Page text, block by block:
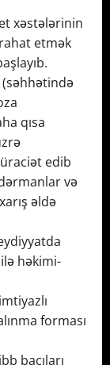
xəstələrinin
etmək
qısa
edib
və
əldə
həkimi-
forması
bacıları